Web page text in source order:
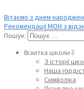
Вітаємо з днем
Рекомендації МОН з
Пошук:
Візитка школи⇩
З історії
Наша
Символіка